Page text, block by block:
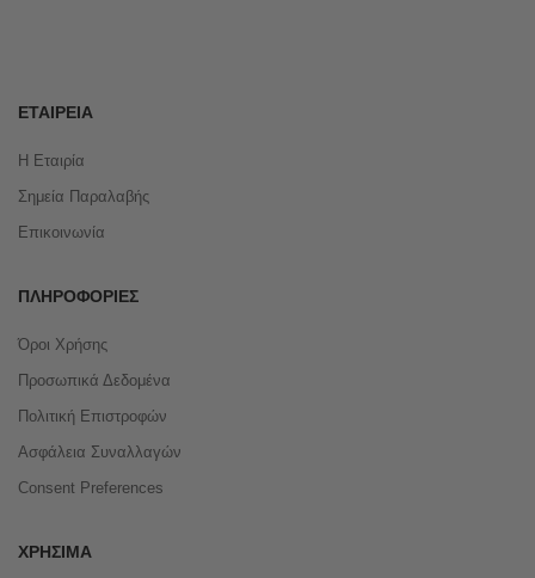
ΕΤΑΙΡΕΊΑ
Η Εταιρία
Σημεία Παραλαβής
Επικοινωνία
ΠΛΗΡΟΦΟΡΊΕΣ
Όροι Χρήσης
Προσωπικά Δεδομένα
Πολιτική Επιστροφών
Ασφάλεια Συναλλαγών
Consent Preferences
ΧΡΉΣΙΜΑ